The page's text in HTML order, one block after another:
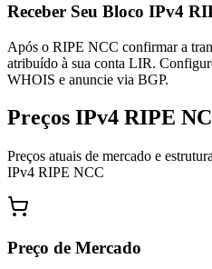
Receber Seu Bloco IPv4
Após o RIPE NCC confirmar a
atribuído à sua conta LIR.
WHOIS e anuncie via BGP.
Preços IPv4 RIPE
Preços atuais de mercado e
IPv4 RIPE NCC
Preço de Mercado